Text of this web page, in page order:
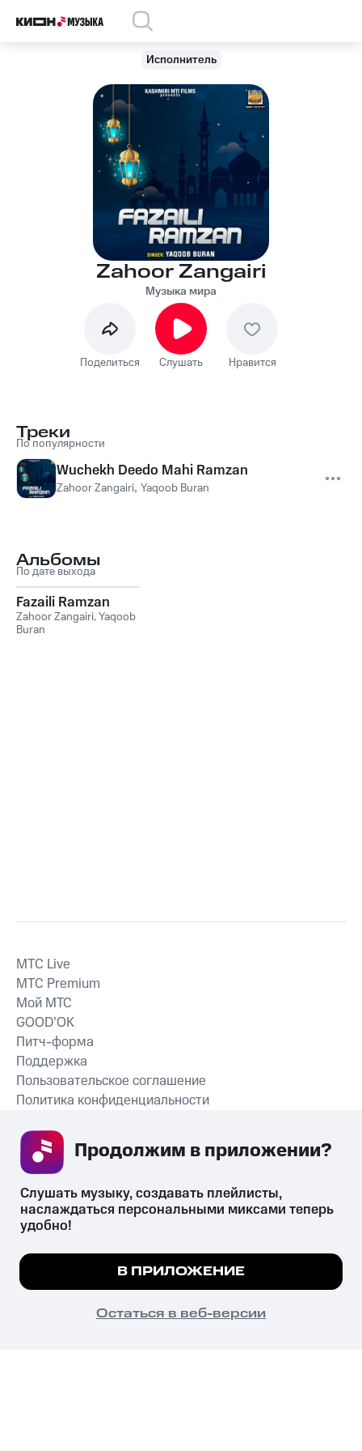
Исполнитель
Zahoor Zangairi
Музыка мира
Поделиться Слушать Нравится
Треки
По популярности
Wuchekh Deedo Mahi Ramzan
Zahoor Zangairi, Yaqoob Buran
Альбомы
По дате выхода
Fazaili Ramzan
Zahoor Zangairi,Yaqoob
Buran
СКАЧАТЬ ПРИЛОЖЕНИЕ
MTС Live
MTС Premium
Мой МТС
GOOD’OK
Питч-форма
Поддержка
Пользовательское соглашение
Политика конфиденциальности
психотропных веществ, их аналогов причиняет вред здоровью,
их незаконный оборот запрещён и влечёт установленную
законодательством ответственность.
© 2026 ООО «КИОН».
Все права защищены
Мы используем куки, чтобы на сайте все
Подробнее
ПОНЯТНО
Слушать музыку, создавать плейлисты,
наслаждаться персональными миксами теперь
удобно!
В ПРИЛОЖЕНИЕ
Остаться в веб-версии